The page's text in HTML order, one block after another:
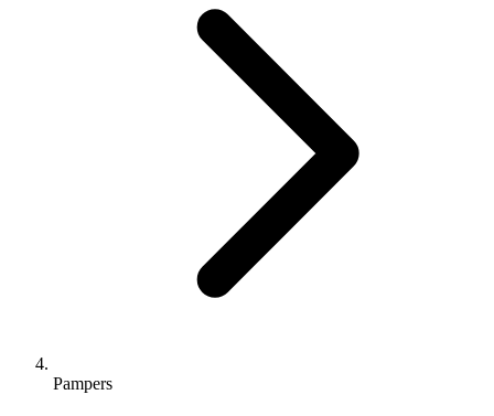
Pampers